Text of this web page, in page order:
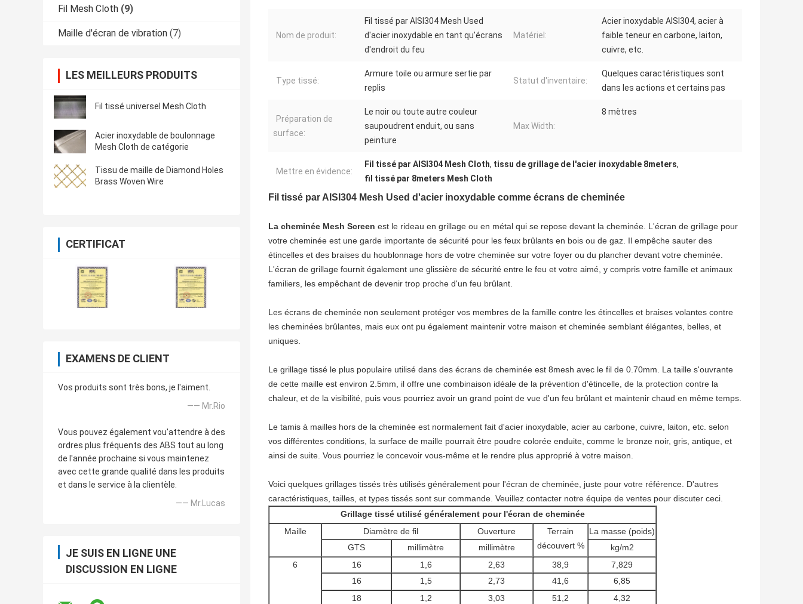
Fil Mesh Cloth (9)
Maille d'écran de vibration (7)
LES MEILLEURS PRODUITS
Fil tissé universel Mesh Cloth
Acier inoxydable de boulonnage
Mesh Cloth de catégorie
Tissu de maille de Diamond Holes
Brass Woven Wire
CERTIFICAT
EXAMENS DE CLIENT
Vos produits sont très bons, je l'aiment.
—— Mr.Rio
Vous pouvez également vou'attendre à des
ordres plus fréquents des ABS tout au long
de l'année prochaine si vous maintenez
avec cette grande qualité dans les produits
et dans le service à la clientèle.
—— Mr.Lucas
JE SUIS EN LIGNE UNE
DISCUSSION EN LIGNE
Nom de produit:
Fil tissé par AISI304 Mesh Used
d'acier inoxydable en tant qu'écrans
d'endroit du feu
Matériel:
Acier inoxydable AISI304, acier à
faible teneur en carbone, laiton,
cuivre, etc.
Type tissé:
Armure toile ou armure sertie par
replis
Statut d'inventaire:
Quelques caractéristiques sont
dans les actions et certains pas
Préparation de
surface:
Le noir ou toute autre couleur
saupoudrent enduit, ou sans
peinture
Max Width:
8 mètres
Mettre en évidence:
Fil tissé par AISI304 Mesh Cloth, tissu de grillage de l'acier inoxydable 8meters,
fil tissé par 8meters Mesh Cloth
Fil tissé par AISI304 Mesh Used d'acier inoxydable comme écrans de cheminée
La cheminée Mesh Screen est le rideau en grillage ou en métal qui se repose devant la cheminée. L'écran de grillage pour
votre cheminée est une garde importante de sécurité pour les feux brûlants en bois ou de gaz. Il empêche sauter des
étincelles et des braises du houblonnage hors de votre cheminée sur votre foyer ou du plancher devant votre cheminée.
L'écran de grillage fournit également une glissière de sécurité entre le feu et votre aimé, y compris votre famille et animaux
familiers, les empêchant de devenir trop proche d'un feu brûlant.
Les écrans de cheminée non seulement protéger vos membres de la famille contre les étincelles et braises volantes contre
les cheminées brûlantes, mais eux ont pu également maintenir votre maison et cheminée semblant élégantes, belles, et
uniques.
Le grillage tissé le plus populaire utilisé dans des écrans de cheminée est 8mesh avec le fil de 0.70mm. La taille s'ouvrante
de cette maille est environ 2.5mm, il offre une combinaison idéale de la prévention d'étincelle, de la protection contre la
chaleur, et de la visibilité, puis vous pourriez avoir un grand point de vue d'un feu brûlant et maintenir chaud en même temps.
Le tamis à mailles hors de la cheminée est normalement fait d'acier inoxydable, acier au carbone, cuivre, laiton, etc. selon
vos différentes conditions, la surface de maille pourrait être poudre colorée enduite, comme le bronze noir, gris, antique, et
ainsi de suite. Vous pourriez le concevoir vous-même et le rendre plus approprié à votre maison.
Voici quelques grillages tissés très utilisés généralement pour l'écran de cheminée, juste pour votre référence. D'autres
caractéristiques, tailles, et types tissés sont sur commande. Veuillez contacter notre équipe de ventes pour discuter ceci.
Grillage tissé utilisé généralement pour l'écran de cheminée
Maille
Diamètre de fil Ouverture
Terrain
découvert %
La masse (poids)
GTS
millimètre millimètre
kg/m2
6
16 1,6 2,63 38,9
7,829
16
1,5 2,73 41,6
6,85
18
1,2 3,03 51,2
4,32